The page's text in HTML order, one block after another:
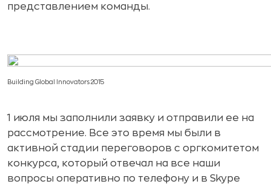
представлением команды.
Building Global Innovators 2015
1 июля мы заполнили заявку и отправили ее на
рассмотрение. Все это время мы были в
активной стадии переговоров с оргкомитетом
конкурса, который отвечал на все наши
вопросы оперативно по телефону и в Skype